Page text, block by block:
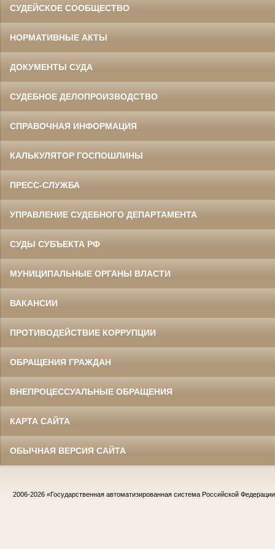
СУДЕЙСКОЕ СООБЩЕСТВО
НОРМАТИВНЫЕ АКТЫ
ДОКУМЕНТЫ СУДА
СУДЕБНОЕ ДЕЛОПРОИЗВОДСТВО
СПРАВОЧНАЯ ИНФОРМАЦИЯ
КАЛЬКУЛЯТОР ГОСПОШЛИНЫ
ПРЕСС-СЛУЖБА
УПРАВЛЕНИЕ СУДЕБНОГО ДЕПАРТАМЕНТА
СУДЫ СУБЪЕКТА РФ
МУНИЦИПАЛЬНЫЕ ОРГАНЫ ВЛАСТИ
ВАКАНСИИ
ПРОТИВОДЕЙСТВИЕ КОРРУПЦИИ
ОБРАЩЕНИЯ ГРАЖДАН
ВНЕПРОЦЕССУАЛЬНЫЕ ОБРАЩЕНИЯ
КАРТА САЙТА
ОБЫЧНАЯ ВЕРСИЯ САЙТА
2006-2026 «Государственная автоматизированная система Российской